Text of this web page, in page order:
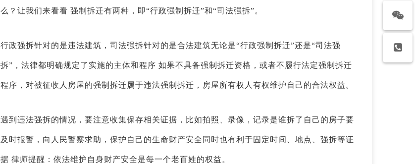
么？让我们来看看 强制拆迁有两种，即“行政强制拆迁”和“司法强拆”。
行政强拆针对的是违法建筑，司法强拆针对的是合法建筑无论是“行政强制拆迁”还是“司法强
拆”，法律都明确规定了实施的主体和程序 如果不具备强制拆迁资格，或者不履行法定强制拆迁
程序，对被征收人房屋的强制拆迁属于违法强制拆迁，房屋所有权人有权维护自己的合法权益。
遇到违法强拆的情况，要注意收集保存相关证据，比如拍照、录像，记录是谁拆了自己的房子要
及时报警，向人民警察求助，保护自己的生命财产安全同时也有利于固定时间、地点、强拆等证
据 律师提醒：依法维护自身财产安全是每一个老百姓的权益。